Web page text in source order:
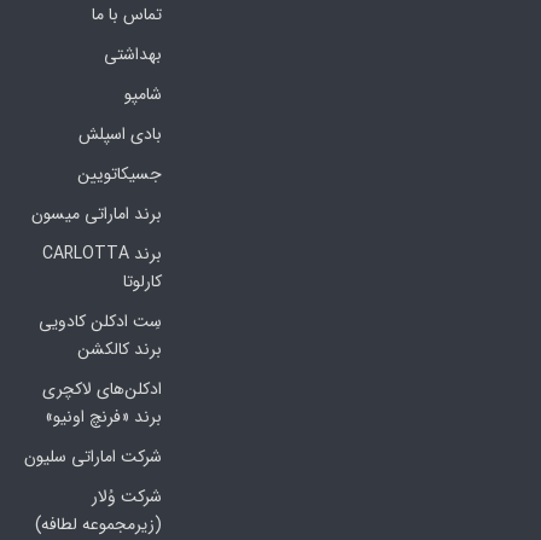
تماس با ما
بهداشتی
شامپو
بادی اسپلش
جسیکاتویین
برند اماراتی میسون
برند CARLOTTA
کارلوتا
سِت ادکلن کادویی
برند کالکشن
ادکلن‌های لاکچری
برند «فرنچ اونیو»
شرکت اماراتی سلیون
شرکت وُلار
(زیرمجموعه لطافه)